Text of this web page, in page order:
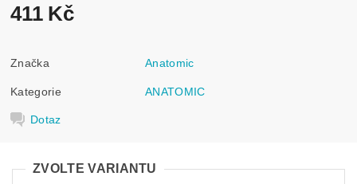
411 Kč
Značka Anatomic
Kategorie ANATOMIC
Dotaz
ZVOLTE VARIANTU